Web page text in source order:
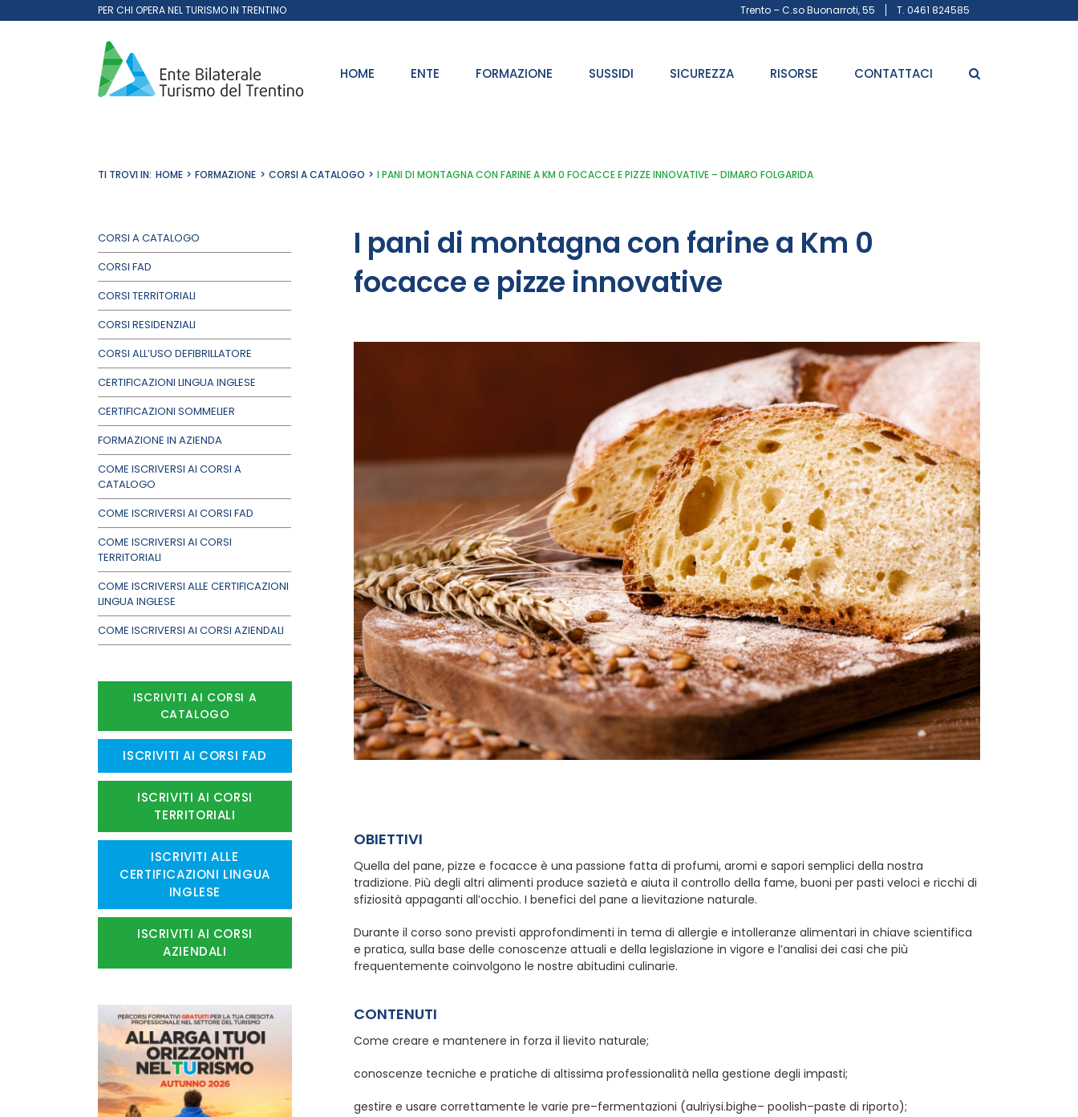
al
PER CHI OPERA NEL TURISMO IN TRENTINO Trento – C.so Buonarroti, 55 T. 0461 824585
HOME ENTE FORMAZIONE SUSSIDI SICUREZZA RISORSE CONTATTACI
TI TROVI IN: HOME FORMAZIONE CORSI A CATALOGO I PANI DI MONTAGNA CON FARINE A KM 0 FOCACCE E PIZZE INNOVATIVE – DIMARO FOLGARIDA
CORSI A CATALOGO
CORSI FAD
CORSI TERRITORIALI
CORSI RESIDENZIALI
CORSI ALL’USO DEFIBRILLATORE
CERTIFICAZIONI LINGUA INGLESE
CERTIFICAZIONI SOMMELIER
FORMAZIONE IN AZIENDA
COME ISCRIVERSI AI CORSI A
CATALOGO
COME ISCRIVERSI AI CORSI FAD
COME ISCRIVERSI AI CORSI
TERRITORIALI
COME ISCRIVERSI ALLE CERTIFICAZIONI
LINGUA INGLESE
COME ISCRIVERSI AI CORSI AZIENDALI
ISCRIVITI AI CORSI A
CATALOGO
ISCRIVITI AI CORSI FAD
ISCRIVITI AI CORSI
TERRITORIALI
ISCRIVITI ALLE
CERTIFICAZIONI LINGUA
INGLESE
ISCRIVITI AI CORSI
AZIENDALI
I pani di montagna con farine a Km 0
focacce e pizze innovative
OBIETTIVI
Quella del pane, pizze e focacce è una passione fatta di profumi, aromi e sapori semplici della nostra
tradizione. Più degli altri alimenti produce sazietà e aiuta il controllo della fame, buoni per pasti veloci e ricchi di
sfiziosità appaganti all’occhio. I benefici del pane a lievitazione naturale.
Durante il corso sono previsti approfondimenti in tema di allergie e intolleranze alimentari in chiave scientifica
e pratica, sulla base delle conoscenze attuali e della legislazione in vigore e l’analisi dei casi che più
frequentemente coinvolgono le nostre abitudini culinarie.
CONTENUTI
Come creare e mantenere in forza il lievito naturale;
conoscenze tecniche e pratiche di altissima professionalità nella gestione degli impasti;
gestire e usare correttamente le varie pre–fermentazioni (aulriysi.bighe– poolish–paste di riporto);